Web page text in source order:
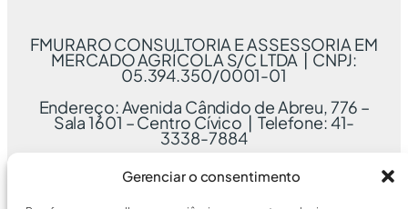
Gerenciar o consentimento
FMURARO CONSULTORIA E ASSESSORIA EM
MERCADO AGRÍCOLA S/C LTDA | CNPJ:
05.394.350/0001-01
Endereço: Avenida Cândido de Abreu, 776 –
Sala 1601 – Centro Cívico | Telefone: 41-
3338-7884